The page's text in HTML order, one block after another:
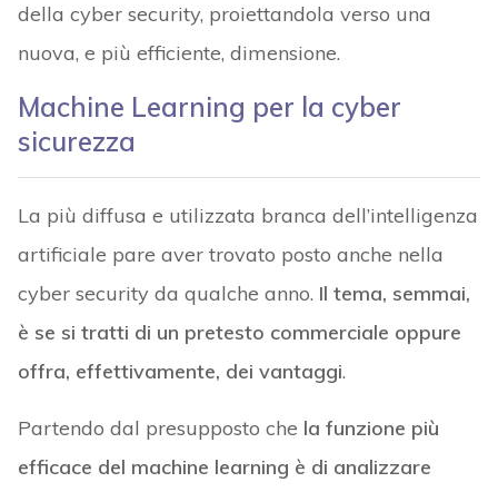
della cyber security, proiettandola verso una
nuova, e più efficiente, dimensione.
Machine Learning per la cyber
sicurezza
La più diffusa e utilizzata branca dell’intelligenza
artificiale pare aver trovato posto anche nella
cyber security da qualche anno. Il tema, semmai,
è se si tratti di un pretesto commerciale oppure
offra, effettivamente, dei vantaggi.
Partendo dal presupposto che la funzione più
efficace del machine learning è di analizzare